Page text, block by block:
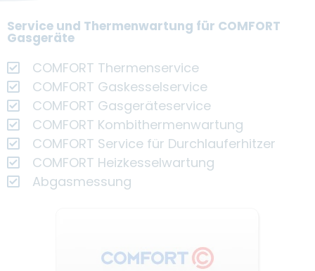
Service und Thermenwartung für COMFORT
Gasgeräte
COMFORT Thermenservice
COMFORT Gaskesselservice
COMFORT Gasgeräteservice
COMFORT Kombithermenwartung
COMFORT Service für Durchlauferhitzer
COMFORT Heizkesselwartung
Abgasmessung